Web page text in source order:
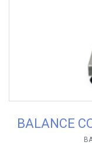
BALANCE